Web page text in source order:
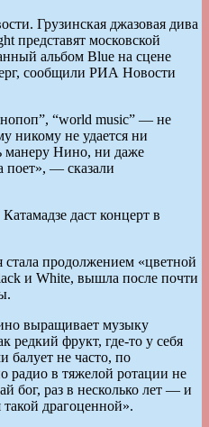
Грузинская джазовая дива
представят московской
альбом Blue на сцене
сообщили РИА Новости
“world music” — не
никому не удается ни
манеру Нино, ни даже
поет», — сказали
стала продолжением «цветной
и White, вышла после почти
выращивает музыку
редкий фрукт, где-то у себя
балует не часто, по
радио в тяжелой ротации не
бог, раз в несколько лет — и
драгоценной».